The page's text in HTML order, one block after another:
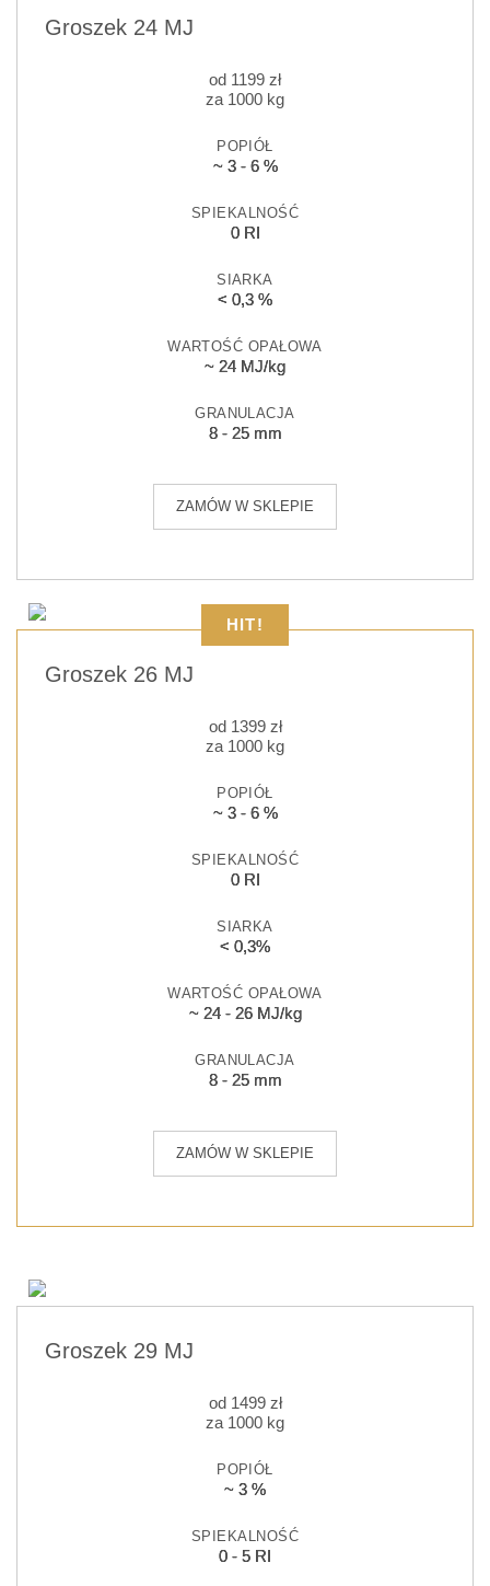
Groszek 24 MJ
od 1199 zł
za 1000 kg
POPIÓŁ
~ 3 - 6 %
SPIEKALNOŚĆ
0 RI
SIARKA
< 0,3 %
WARTOŚĆ OPAŁOWA
~ 24 MJ/kg
GRANULACJA
8 - 25 mm
ZAMÓW W SKLEPIE
HIT!
Groszek 26 MJ
od1399 zł
za 1000 kg
POPIÓŁ
~ 3 - 6 %
SPIEKALNOŚĆ
0 RI
SIARKA
< 0,3%
WARTOŚĆ OPAŁOWA
~ 24 - 26 MJ/kg
GRANULACJA
8 - 25 mm
ZAMÓW W SKLEPIE
Groszek 29 MJ
od1499 zł
za 1000 kg
POPIÓŁ
~ 3 %
SPIEKALNOŚĆ
0 - 5 RI